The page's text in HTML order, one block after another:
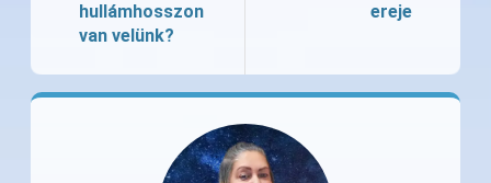
hullámhosszon
van velünk?
ereje